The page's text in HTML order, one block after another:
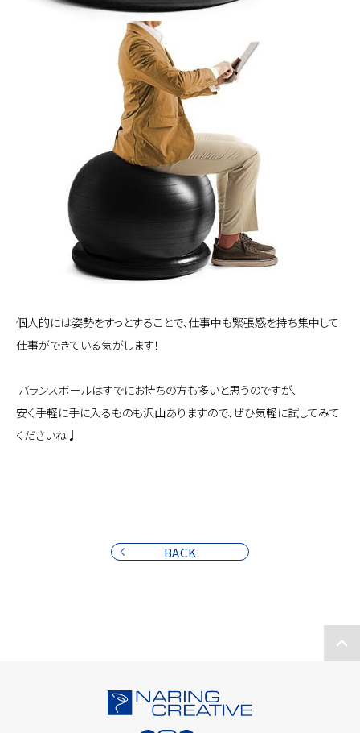
個人的には姿勢をすっとすることで、仕事中も緊張感を持ち集中して
仕事ができている気がします！
バランスボールはすでにお持ちの方も多いと思うのですが、
安く手軽に手に入るものも沢山ありますので、ぜひ気軽に試してみて
くださいね♩
BACK